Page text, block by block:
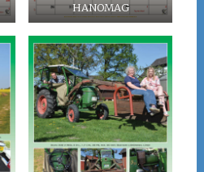
HANOMAG